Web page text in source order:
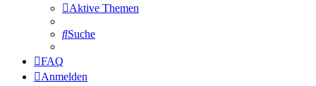
Aktive Themen
Suche
FAQ
Anmelden